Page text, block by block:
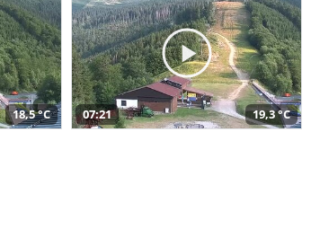
18,5 °C 07:21 19,3 °C